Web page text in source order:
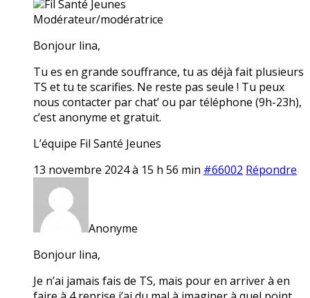
Fil Santé Jeunes
Modérateur/modératrice
Bonjour lina,
Tu es en grande souffrance, tu as déjà fait plusieurs
TS et tu te scarifies. Ne reste pas seule ! Tu peux
nous contacter par chat’ ou par téléphone (9h-23h),
c’est anonyme et gratuit.
L’équipe Fil Santé Jeunes
13 novembre 2024 à 15 h 56 min #66002 Répondre
Anonyme
Bonjour lina,
Je n’ai jamais fais de TS, mais pour en arriver à en